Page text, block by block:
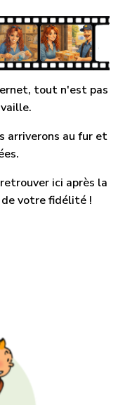
tout n'est pas
arriverons au fur et
ici après la
votre fidélité !